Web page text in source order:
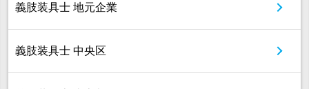
義肢装具士 地元企業
義肢装具士 中央区